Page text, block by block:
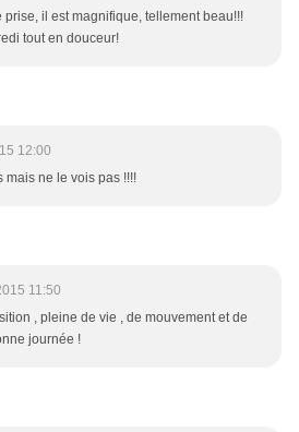
prise, il est magnifique, tellement beau!!!
tout en douceur!
12:00
mais ne le vois pas !!!!
11:50
, pleine de vie , de mouvement et de
journée !